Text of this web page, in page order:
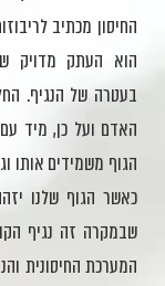
החיסון מכתיב
הוא העתק מדויק
בעטרה של הנגיף.
האדם ועל כן, מיד עם
הגוף משמידים אותו
כאשר הגוף שלנו
שבמקרה זה נגיף
המערכת החיסונית